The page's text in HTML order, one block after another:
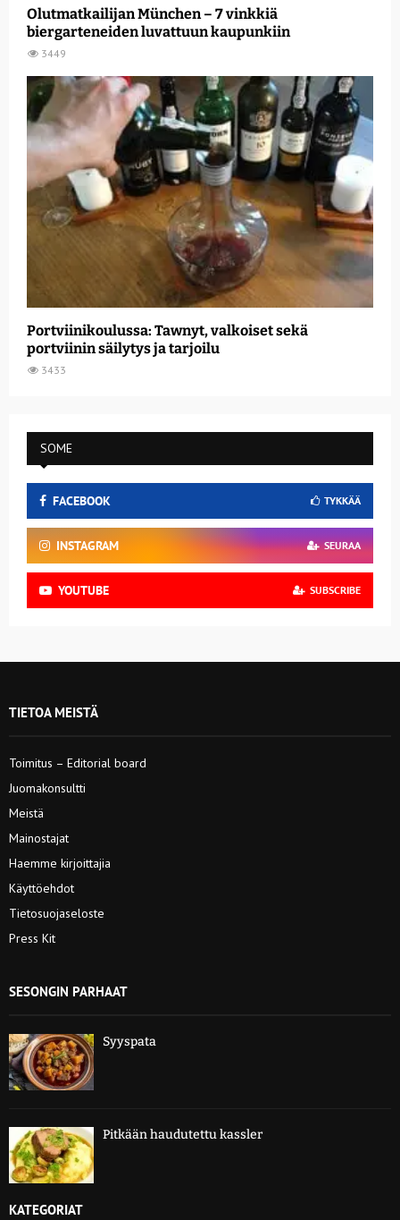
Olutmatkailijan München – 7 vinkkiä
biergarteneiden luvattuun kaupunkiin
3449
Portviinikoulussa: Tawnyt, valkoiset sekä
portviinin säilytys ja tarjoilu
3433
SOME
FACEBOOK TYKKÄÄ
INSTAGRAM SEURAA
YOUTUBE SUBSCRIBE
TIETOA MEISTÄ
Toimitus – Editorial board
Juomakonsultti
Meistä
Mainostajat
Haemme kirjoittajia
Käyttöehdot
Tietosuojaseloste
Press Kit
SESONGIN PARHAAT
Syyspata
Pitkään haudutettu kassler
KATEGORIAT